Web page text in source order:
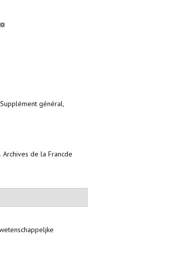
général,
Archives de la Francde